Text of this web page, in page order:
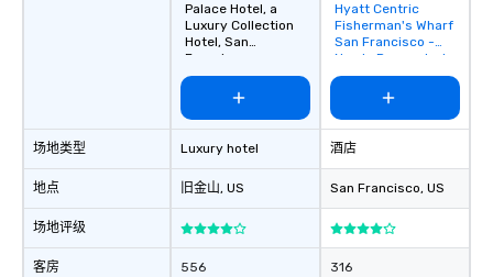
场地类型
地点
场地评级
客房
Palace Hotel, a
Luxury Collection
Hotel, San
Francisco
Luxury hotel
旧金山, US
556
Removed from
favorites
Hyatt Centric
Fisherman's Wharf
San Francisco -
Newly Renovated
酒店
San Francisco, US
316